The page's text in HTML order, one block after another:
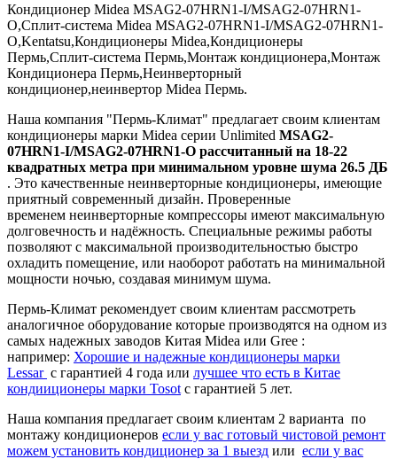
Кондиционер Midea MSAG2-07HRN1-I/MSAG2-07HRN1-
O,Сплит-система Midea MSAG2-07HRN1-I/MSAG2-07HRN1-
O,Kentatsu,Кондиционеры Midea,Кондиционеры
Пермь,Сплит-система Пермь,Монтаж кондиционера,Монтаж
Кондиционера Пермь,Неинверторный
кондиционер,неинвертор Midea Пермь.
Наша компания "Пермь-Климат" предлагает своим клиентам
кондиционеры марки Midea серии Unlimited MSAG2-
07HRN1-I/MSAG2-07HRN1-O рассчитанный на 18-22
квадратных метра при минимальном уровне шума 26.5 ДБ
. Это качественные неинверторные кондиционеры, имеющие
приятный современный дизайн. Проверенные
временем неинверторные компрессоры имеют максимальную
долговечность и надёжность. Специальные режимы работы
позволяют с максимальной производительностью быстро
охладить помещение, или наоборот работать на минимальной
мощности ночью, создавая минимум шума.
Пермь-Климат рекомендует своим клиентам рассмотреть
аналогичное оборудование которые производятся на одном из
самых надежных заводов Китая Midea или Gree :
например: Хорошие и надежные кондиционеры марки
Lessar c гарантией 4 года или лучшее что есть в Китае
кондииционеры марки Tosot с гарантией 5 лет.
Наша компания предлагает своим клиентам 2 варианта по
монтажу кондиционеров если у вас готовый чистовой ремонт
можем установить кондиционер за 1 выезд или если у вас